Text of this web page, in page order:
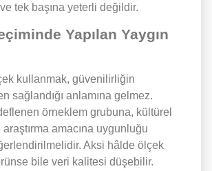
tek başına yeterli değildir.
Yapılan Yaygın
kullanmak, güvenilirliğin
sağlandığı anlamına gelmez.
örneklem grubuna, kültürel
amacına uygunluğu
Aksi hâlde ölçek
bile veri kalitesi düşebilir.